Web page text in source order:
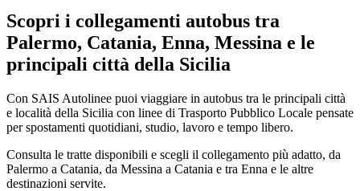
Scopri i collegamenti autobus tra
Palermo, Catania, Enna, Messina e le
principali città della Sicilia
Con SAIS Autolinee puoi viaggiare in autobus tra le principali città
e località della Sicilia con linee di Trasporto Pubblico Locale pensate
per spostamenti quotidiani, studio, lavoro e tempo libero.
Consulta le tratte disponibili e scegli il collegamento più adatto, da
Palermo a Catania, da Messina a Catania e tra Enna e le altre
destinazioni servite.